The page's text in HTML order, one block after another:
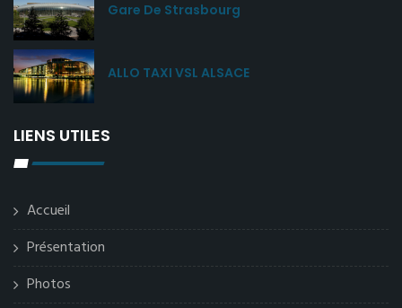
Gare De Strasbourg
ALLO TAXI VSL ALSACE
LIENS UTILES
Accueil
Présentation
Photos